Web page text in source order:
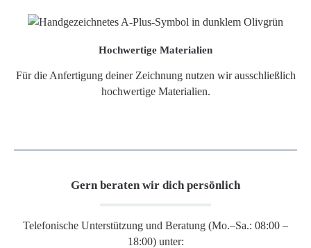
Hochwertige Materialien
Für die Anfertigung deiner Zeichnung nutzen wir ausschließlich
hochwertige Materialien.
Gern beraten wir dich persönlich
Telefonische Unterstützung und Beratung (Mo.–Sa.: 08:00 –
18:00) unter: